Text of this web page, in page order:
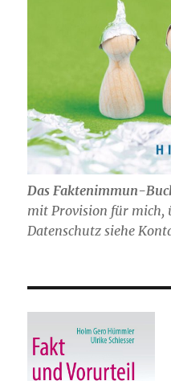
Das Faktenimmun-
mit Provision für mich,
Datenschutz siehe